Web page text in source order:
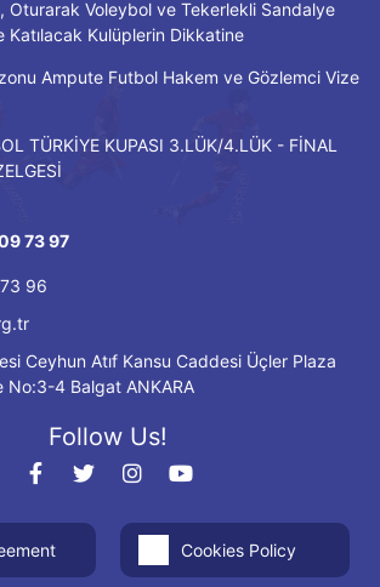
Oturarak Voleybol ve Tekerlekli Sandalye
Katılacak Kulüplerin Dikkatine
Ampute Futbol Hakem ve Gözlemci Vize
TÜRKİYE KUPASI 3.LÜK/4.LÜK - FİNAL
73 97
96
Ceyhun Atıf Kansu Caddesi Üçler Plaza
No:3-4 Balgat ANKARA
Follow Us!
Cookies Policy